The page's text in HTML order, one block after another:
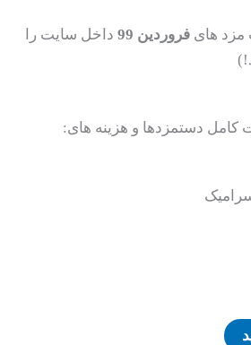
مزد های فروردین 99
داخل سایت را
کامل دستمزدها و هزینه های: